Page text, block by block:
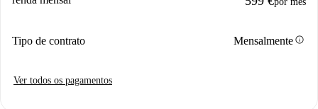
Tipo de contrato Mensalmenteinfo
Ver todos os pagamentos